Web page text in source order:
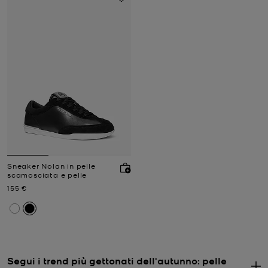
Sneaker Nolan in pelle
scamosciata e pelle
Prezzo attuale
155 €
Segui i trend più gettonati dell'autunno: pelle